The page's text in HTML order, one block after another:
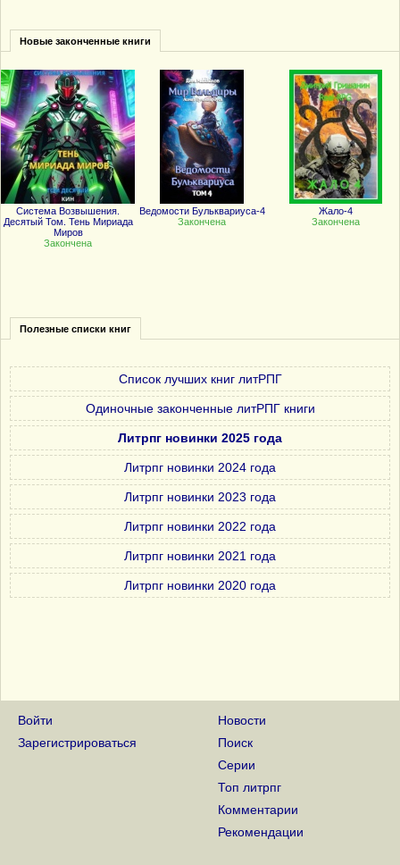
Новые законченные книги
Система Возвышения.
Десятый Том. Тень Мириада
Миров
Закончена
Ведомости Бульквариуса-4
Закончена
Жало-4
Закончена
Полезные списки книг
Список лучших книг литРПГ
Одиночные законченные литРПГ книги
Литрпг новинки 2025 года
Литрпг новинки 2024 года
Литрпг новинки 2023 года
Литрпг новинки 2022 года
Литрпг новинки 2021 года
Литрпг новинки 2020 года
Войти
Зарегистрироваться
Новости
Поиск
Серии
Топ литрпг
Комментарии
Рекомендации